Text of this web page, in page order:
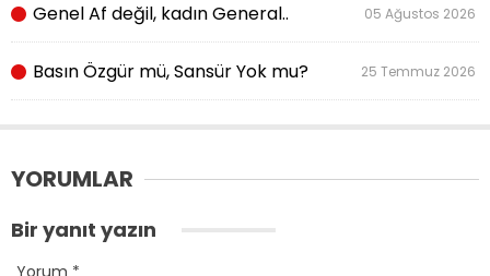
Genel Af değil, kadın General.. 05 Ağustos 2026
Basın Özgür mü, Sansür Yok mu? 25 Temmuz 2026
YORUMLAR
Bir yanıt yazın